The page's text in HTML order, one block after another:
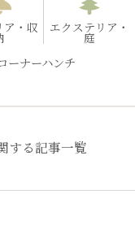
ア・収 エクステリア・
庭
ーナーハンチ
する記事一覧